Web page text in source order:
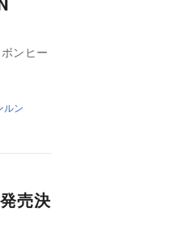
ンヒー
ルン
売決